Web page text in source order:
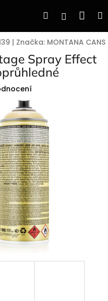
Hledat
| Značka: MONTANA CANS
Spray Effect